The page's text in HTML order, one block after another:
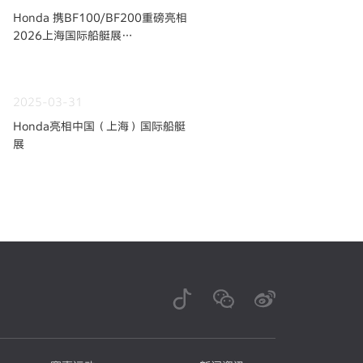
Honda 携BF100/BF200重磅亮相
2026上海国际船艇展
2025-03-31
Honda亮相中国（上海）国际船艇
展